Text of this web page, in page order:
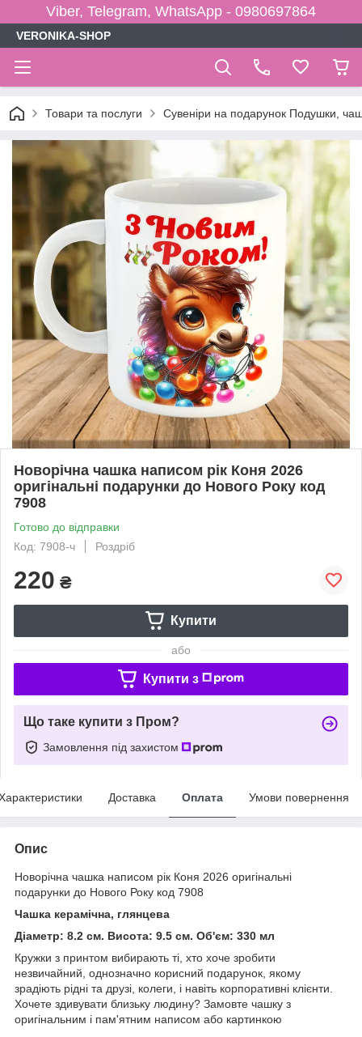
Viber, Telegram, WhatsApp - 0980697864
VERONIKA-SHOP
Товари та послуги Сувеніри на подарунок Подушки,
Новорічна чашка написом рік Коня 2026
оригінальні подарунки до Нового Року код
7908
Готово до відправки
Код: 7908-ч
Роздріб
220 ₴
Купити
або
Купити з
Що таке купити з Пром?
Замовлення під захистом
Доставка Оплата Умови повернення
Опис
Новорічна чашка написом рік Коня 2026 оригінальні
подарунки до Нового Року код 7908
Чашка керамічна, глянцева
Діаметр: 8.2 см. Висота: 9.5 см. Об'єм: 330 мл
Кружки з принтом вибирають ті, хто хоче зробити
незвичайний, однозначно корисний подарунок, якому
зрадіють рідні та друзі, колеги, і навіть корпоративні клієнти.
Хочете здивувати близьку людину? Замовте чашку з
оригінальним і пам'ятним написом або картинкою